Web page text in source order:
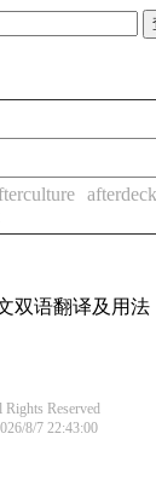
afterdeck
语翻译及用法
Reserved
8/7 22:43:00